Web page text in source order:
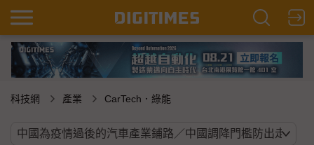
科技網 產業 CarTech．綠能